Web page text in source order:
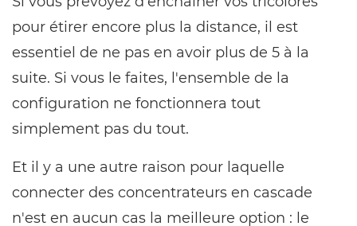
pour étirer encore plus la distance, il est
essentiel de ne pas en avoir plus de 5 à la
suite. Si vous le faites, l'ensemble de la
configuration ne fonctionnera tout
simplement pas du tout.
Et il y a une autre raison pour laquelle
connecter des concentrateurs en cascade
n'est en aucun cas la meilleure option : le